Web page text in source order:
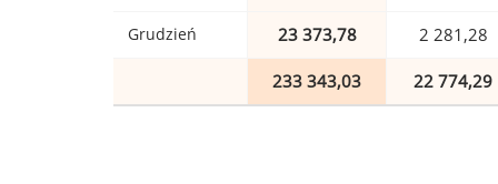
Grudzień 23 373,78 2 281,28
233 343,03 22 774,29